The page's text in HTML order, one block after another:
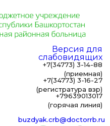
Версия для
слабовидящих
+7(34773) 3-14-88
(приемная)
+7(34773) 3-16-27
(регистратура взр)
+79639013017
(горячая линия)
buzdyak.crb@doctorrb.ru